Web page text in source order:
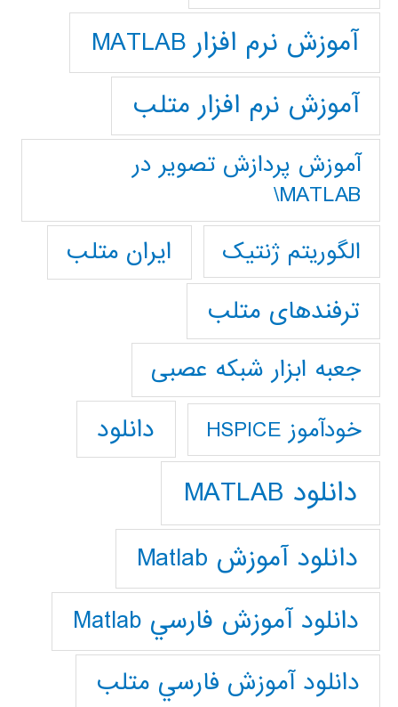
آموزش نرم افزار MATLAB
آموزش نرم افزار متلب
آموزش پردازش تصوير در
MATLAB\
الگوریتم ژنتیک
ایران متلب
ترفندهای متلب
جعبه ابزار شبکه عصبی
خودآموز HSPICE دانلود
دانلود MATLAB
دانلود آموزش Matlab
دانلود آموزش فارسي Matlab
دانلود آموزش فارسي متلب